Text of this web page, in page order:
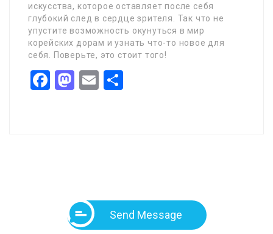
искусства, которое оставляет после себя
глубокий след в сердце зрителя. Так что не
упустите возможность окунуться в мир
корейских дорам и узнать что-то новое для
себя. Поверьте, это стоит того!
Facebook
Mastodon
Email
Send Message